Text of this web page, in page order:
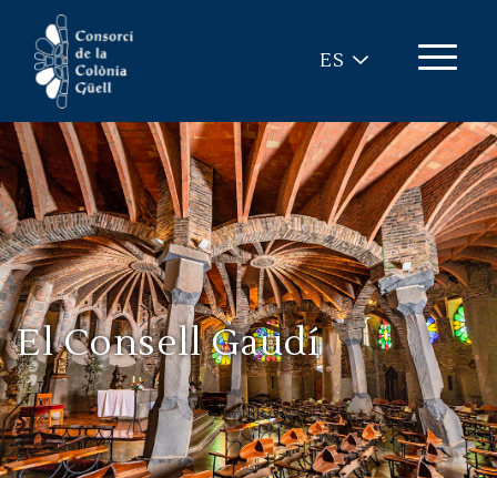
ES
El Consell Gaudí